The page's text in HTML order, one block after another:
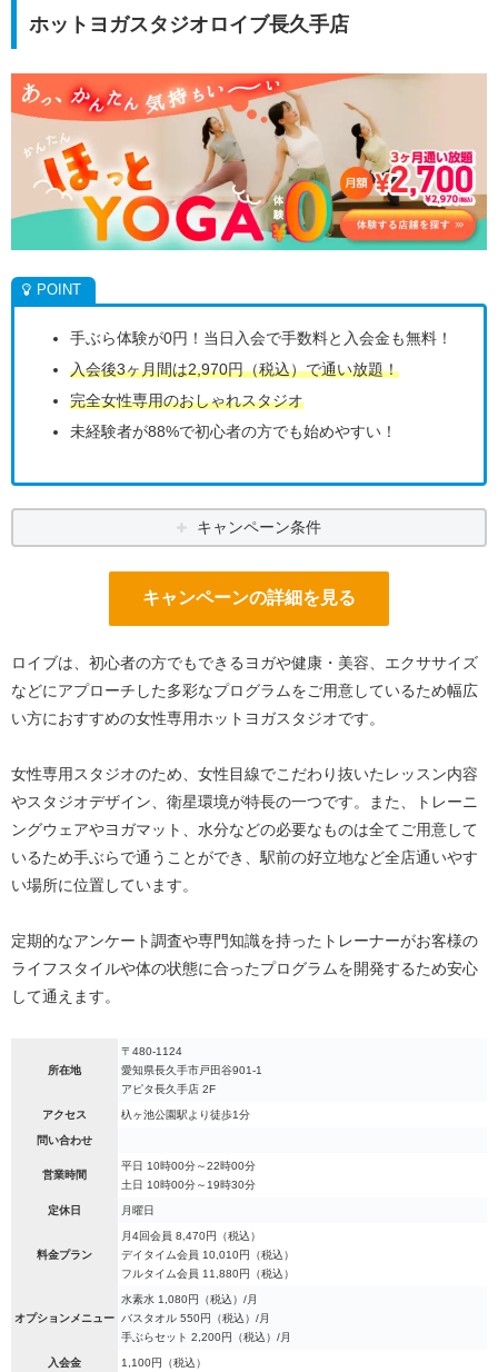
ホットヨガスタジオロイブ長久手店
手ぶら体験が0円！当日入会で手数料と入会金も無料！
入会後3ヶ月間は2,970円（税込）で通い放題！
完全女性専用のおしゃれスタジオ
未経験者が88%で初心者の方でも始めやすい！
キャンペーン条件
キャンペーンの詳細を見る
ロイブは、初心者の方でもできるヨガや健康・美容、エクササイズ
などにアプローチした多彩なプログラムをご用意しているため幅広
い方におすすめの女性専用ホットヨガスタジオです。
女性専用スタジオのため、女性目線でこだわり抜いたレッスン内容
やスタジオデザイン、衛星環境が特長の一つです。また、トレーニ
ングウェアやヨガマット、水分などの必要なものは全てご用意して
いるため手ぶらで通うことができ、駅前の好立地など全店通いやす
い場所に位置しています。
定期的なアンケート調査や専門知識を持ったトレーナーがお客様の
ライフスタイルや体の状態に合ったプログラムを開発するため安心
して通えます。
所在地
〒480-1124
愛知県長久手市戸田谷901-1
アピタ長久手店 2F
アクセス 杁ヶ池公園駅より徒歩1分
問い合わせ
営業時間
平日 10時00分～22時00分
土日 10時00分～19時30分
定休日 月曜日
料金プラン
月4回会員 8,470円（税込）
デイタイム会員 10,010円（税込）
フルタイム会員 11,880円（税込）
オプションメニュー
水素水 1,080円（税込）/月
バスタオル 550円（税込）/月
手ぶらセット 2,200円（税込）/月
入会金 1,100円（税込）